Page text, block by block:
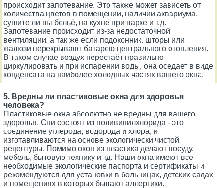
происходит запотевание. Это также может зависеть от
количества цветов в помещении, наличии аквариума,
сушите ли вы бельё, на кухне при варке и т.д.
Запотевание происходит из-за недостаточной
вентиляции, а так же если подоконник, шторы или
жалюзи перекрывают батарею центрального отопления.
В таком случае воздух перестаёт правильно
циркулировать и при испарении воды, она оседает в виде
конденсата на наиболее холодных частях вашего окна.
5. Вредны ли пластиковые окна для здоровья
человека?
Пластиковые окна абсолютно не вредны для вашего
здоровья. Они состоят из поливинилхлорида - это
соединение углерода, водорода и хлора, и
изготавливаются на основе экологически чистой
рецептуры. Помимо окон из пластика делают посуду,
мебель, бытовую технику и тд. Наши окна имеют все
необходимые экологические паспорта и сертификаты и
рекомендуются для установки в больницах, детских садах
и помещениях в которых бывают аллергики.